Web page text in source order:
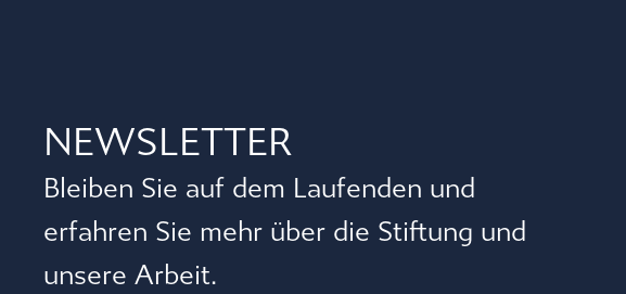
NEWSLETTER
Bleiben Sie auf dem Laufenden und
erfahren Sie mehr über die Stiftung und
unsere Arbeit.